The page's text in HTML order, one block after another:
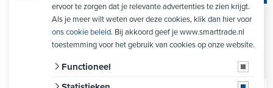
Welkom op de website van Smart Trade! Als je
vragen hebt over ons bedrijf of de mogelijkheden
van onze software, stuur mij een berichtje en ik help
je graag verder!
ervoor te zorgen dat je relevante advertenties te zien krijgt.
Als je meer wilt weten over deze cookies, klik dan hier voor
ons cookie beleid. Bij akkoord geef je www.smarttrade.nl
toestemming voor het gebruik van cookies op onze website.
Functioneel